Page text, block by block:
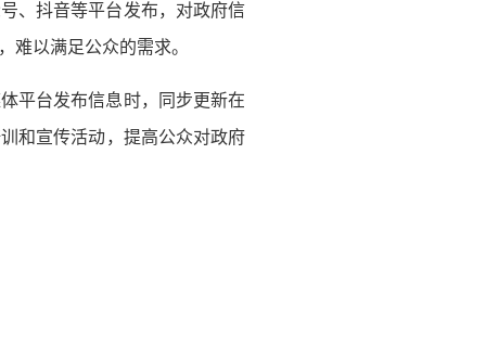
、抖音等平台发布，对政府信
难以满足公众的需求。
平台发布信息时，同步更新在
和宣传活动，提高公众对政府